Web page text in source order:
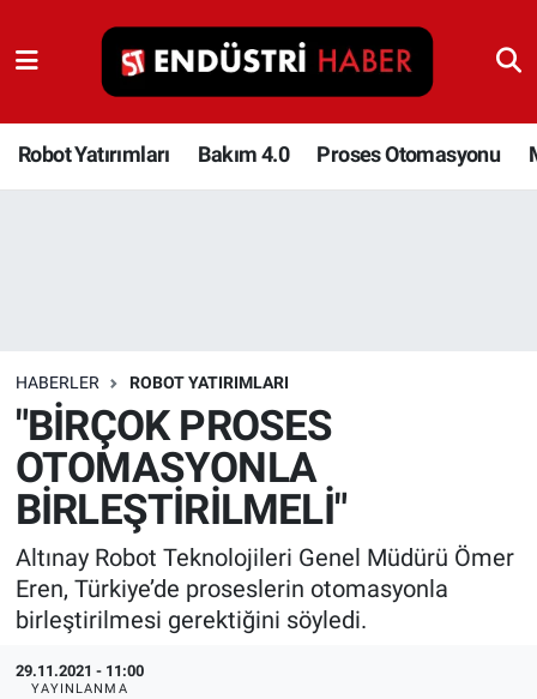
Robot Yatırımları Bakım 4.0 Proses Otomasyonu
HABERLER ROBOT YATIRIMLARI
"BİRÇOK PROSES
OTOMASYONLA
BİRLEŞTİRİLMELİ"
Altınay Robot Teknolojileri Genel Müdürü Ömer
Eren, Türkiye’de proseslerin otomasyonla
birleştirilmesi gerektiğini söyledi.
29.11.2021 - 11:00
YAYINLANMA
Robot Yatırımları
Bakım 4.0
İnşaat ve Malzeme
HaberOrtak
EndüstriST
Enerjisini Üreten Fabrikalar